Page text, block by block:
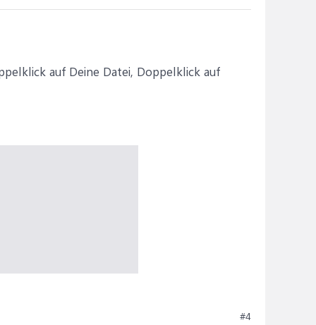
auf Deine Datei, Doppelklick auf
#4